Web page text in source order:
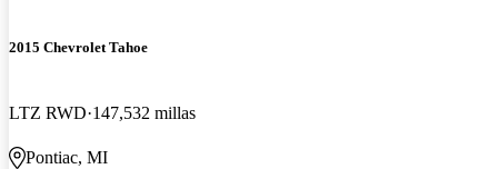
2015 Chevrolet Tahoe
LTZ RWD 147,532 millas
Pontiac, MI